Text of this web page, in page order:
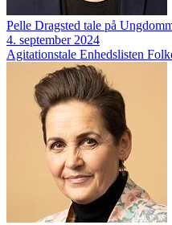
Pelle Dragsted tale på
4. september 2024
Agitationstale Enhedslisten